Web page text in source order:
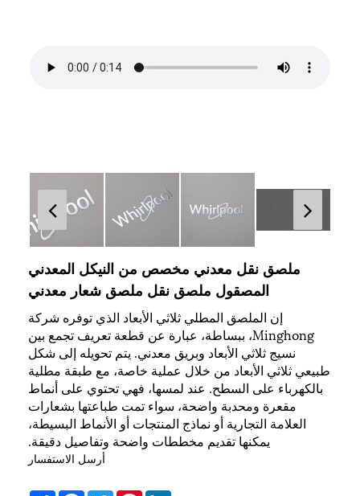
ملصق نقل معدني مخصص من النيكل المعدني
المصقول ملصق نقل ملصق شعار معدني
إن الملصق المطلي ثلاثي الأبعاد الذي توفره شركة
Minghong، ببساطة، عبارة عن قطعة تعريف تجمع بين
نسيج ثلاثي الأبعاد وبريق معدني. يتم تحويله إلى شكل
طبيعي ثلاثي الأبعاد من خلال عملية خاصة، مع طبقة مطلية
بالكهرباء على السطح. عند لمسها، فهي تحتوي على أنماط
مقعرة ومحدبة واضحة، سواء تمت طباعتها بشعارات
العلامة التجارية أو نماذج المنتجات أو الأنماط البسيطة،
يمكنها تقديم مخططات واضحة وتفاصيل دقيقة.
أرسل الاستفسار